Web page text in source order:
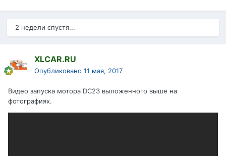
2 недели спустя...
XLCAR.RU
Опубликовано 11 мая, 2017
Видео запуска мотора DC23 выложенного выше на
фотографиях.